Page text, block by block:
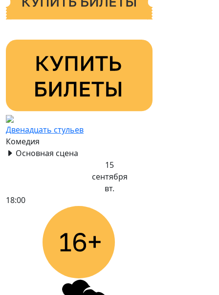
Двенадцать стульев
Комедия
Основная сцена
15
сентября
вт.
18:00